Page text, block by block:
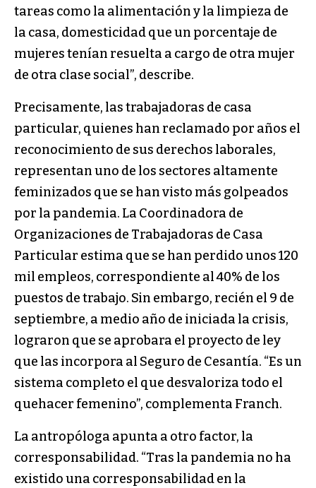
tareas como la alimentación y la limpieza de
la casa, domesticidad que un porcentaje de
mujeres tenían resuelta a cargo de otra mujer
de otra clase social”, describe.
Precisamente, las trabajadoras de casa
particular, quienes han reclamado por años el
reconocimiento de sus derechos laborales,
representan uno de los sectores altamente
feminizados que se han visto más golpeados
por la pandemia. La Coordinadora de
Organizaciones de Trabajadoras de Casa
Particular estima que se han perdido unos 120
mil empleos, correspondiente al 40% de los
puestos de trabajo. Sin embargo, recién el 9 de
septiembre, a medio año de iniciada la crisis,
lograron que se aprobara el proyecto de ley
que las incorpora al Seguro de Cesantía. “Es un
sistema completo el que desvaloriza todo el
quehacer femenino”, complementa Franch.
La antropóloga apunta a otro factor, la
corresponsabilidad. “Tras la pandemia no ha
existido una corresponsabilidad en la